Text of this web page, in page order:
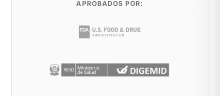
APROBADOS POR: